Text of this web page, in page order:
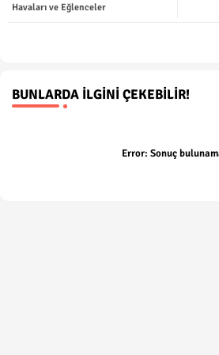
Havaları ve Eğlenceler
BUNLARDA İLGINI ÇEKEBILIR!
Error: Sonuç